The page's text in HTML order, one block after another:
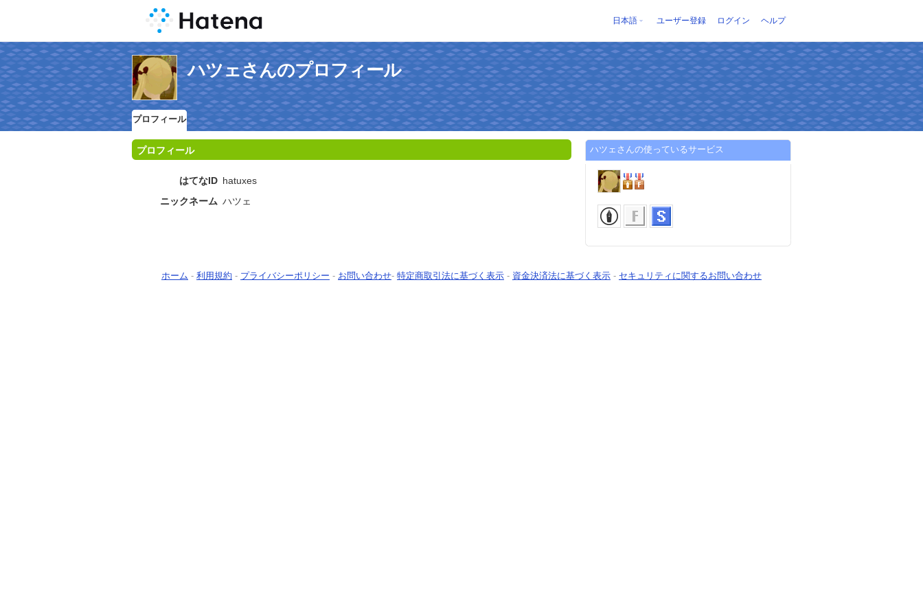
日本語 ユーザー登録 ログイン ヘルプ
ハツェさんのプロフィール
プロフィール
プロフィール
はてなID hatuxes
ニックネーム ハツェ
ハツェさんの使っているサービス
ホーム - 利用規約 - プライバシーポリシー - お問い合わせ- 特定商取引法に基づく表示 - 資金決済法に基づく表示 - セキュリティに関するお問い合わせ